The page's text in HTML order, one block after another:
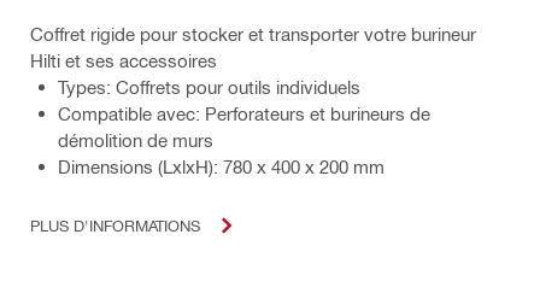
Coffret rigide pour stocker et transporter votre burineur
Hilti et ses accessoires
Types: Coffrets pour outils individuels
Compatible avec: Perforateurs et burineurs de
démolition de murs
Dimensions (LxlxH): 780 x 400 x 200 mm
PLUS D'INFORMATIONS